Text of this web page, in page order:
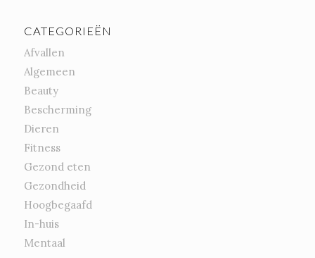
CATEGORIEËN
Afvallen
Algemeen
Beauty
Bescherming
Dieren
Fitness
Gezond eten
Gezondheid
Hoogbegaafd
In-huis
Mentaal